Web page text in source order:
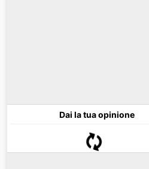
Dai la tua opinione